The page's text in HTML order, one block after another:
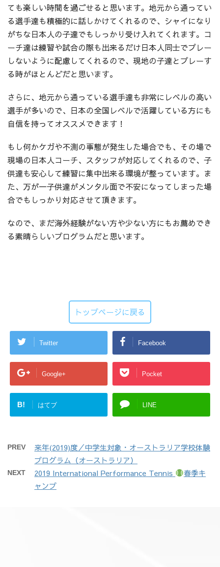
ても楽しい時間を過ごせると思います。地元から通ってい
る選手達も積極的に話しかけてくれるので、シャイになり
がちな日本人の子達でもしっかり受け入れてくれます。コ
ーチ達は練習や試合の際も出来るだけ日本人同士でプレー
しないように配慮してくれるので、現地の子達とプレーす
る時がほとんどだと思います。
さらに、地元から通っている選手達も非常にレベルの高い
選手が多いので、日本の全国レベルで活躍している方にも
自信を持ってオススメできます！
もし何かケガや不測の事態が発生した場合でも、その場で
現場の日本人コーチ、スタッフが対応してくれるので、子
供達も安心して練習に集中出来る環境が整っています。ま
た、万が一子供達がメンタル面で不安になってしまった場
合でもしっかり対応させて頂きます。
なので、まだ海外経験がない方や少ない方にもお薦めでき
る素晴らしいプログラムだと思います。
トップページに戻る
Twitter Facebook
Google+ Pocket
B! はてブ LINE
PREV
来年(2019)度／中学生対象・オーストラリア学校体験
プログラム（オーストラリア）
NEXT 2019 International Performance Tennis
春季キ
ャンプ